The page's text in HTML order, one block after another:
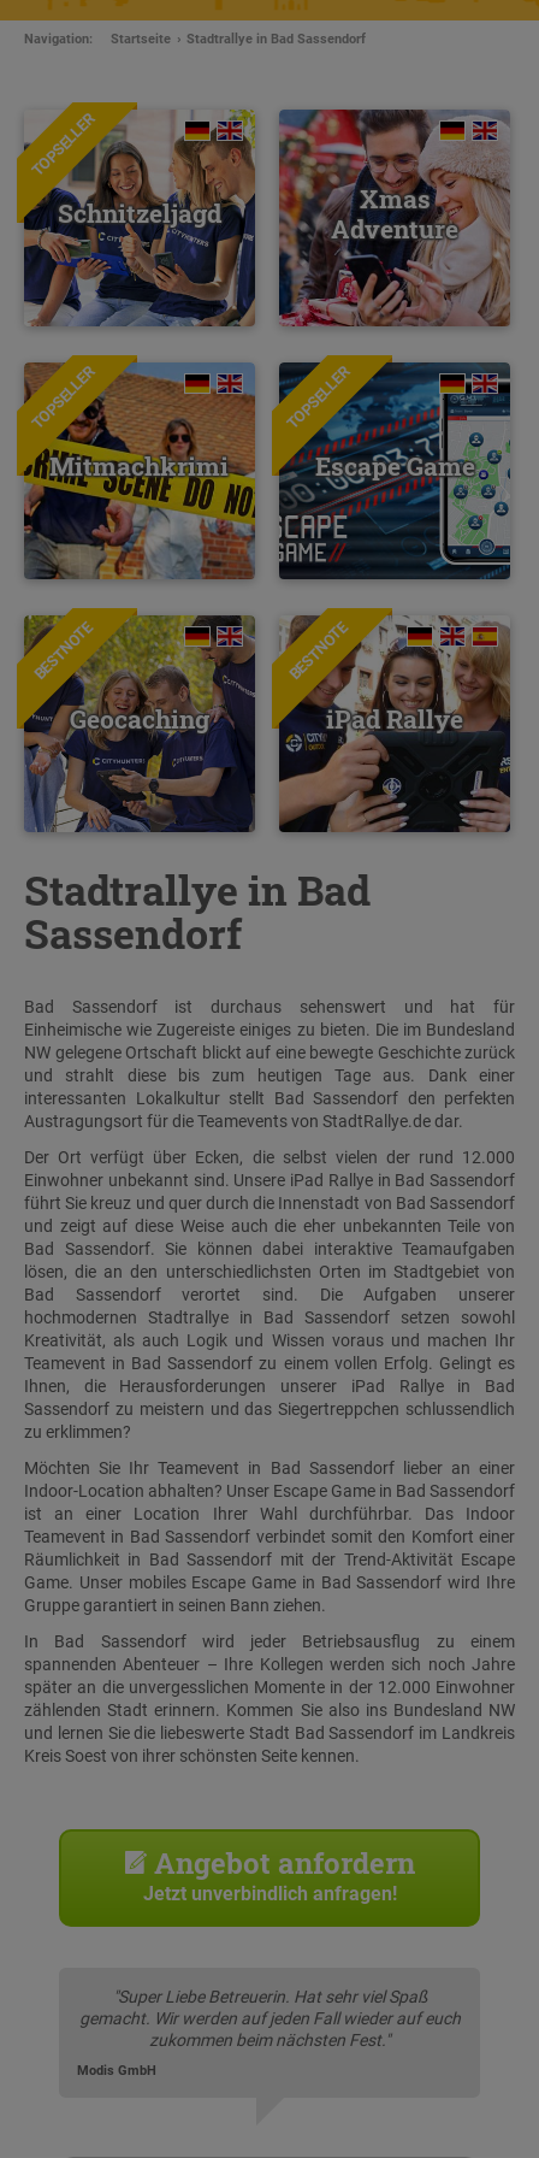
Navigation: Startseite Stadtrallye in Bad Sassendorf
TOPSELLER
Schnitzeljagd
Xmas
Adventure
TOPSELLER
Mitmachkrimi
NEU
TOPSELLER
Escape Game
BESTNOTE
Geocaching
BESTNOTE
iPad Rallye
Stadtrallye in Bad
Sassendorf
Bad Sassendorf ist durchaus sehenswert und hat für
Einheimische wie Zugereiste einiges zu bieten. Die im Bundesland
NW gelegene Ortschaft blickt auf eine bewegte Geschichte zurück
und strahlt diese bis zum heutigen Tage aus. Dank einer
interessanten Lokalkultur stellt Bad Sassendorf den perfekten
Austragungsort für die Teamevents von StadtRallye.de dar.
Der Ort verfügt über Ecken, die selbst vielen der rund 12.000
Einwohner unbekannt sind. Unsere iPad Rallye in Bad Sassendorf
führt Sie kreuz und quer durch die Innenstadt von Bad Sassendorf
und zeigt auf diese Weise auch die eher unbekannten Teile von
Bad Sassendorf. Sie können dabei interaktive Teamaufgaben
lösen, die an den unterschiedlichsten Orten im Stadtgebiet von
Bad Sassendorf verortet sind. Die Aufgaben unserer
hochmodernen Stadtrallye in Bad Sassendorf setzen sowohl
Kreativität, als auch Logik und Wissen voraus und machen Ihr
Teamevent in Bad Sassendorf zu einem vollen Erfolg. Gelingt es
Ihnen, die Herausforderungen unserer iPad Rallye in Bad
Sassendorf zu meistern und das Siegertreppchen schlussendlich
zu erklimmen?
Möchten Sie Ihr Teamevent in Bad Sassendorf lieber an einer
Indoor-Location abhalten? Unser Escape Game in Bad Sassendorf
ist an einer Location Ihrer Wahl durchführbar. Das Indoor
Teamevent in Bad Sassendorf verbindet somit den Komfort einer
Räumlichkeit in Bad Sassendorf mit der Trend-Aktivität Escape
Game. Unser mobiles Escape Game in Bad Sassendorf wird Ihre
Gruppe garantiert in seinen Bann ziehen.
In Bad Sassendorf wird jeder Betriebsausflug zu einem
spannenden Abenteuer – Ihre Kollegen werden sich noch Jahre
später an die unvergesslichen Momente in der 12.000 Einwohner
zählenden Stadt erinnern. Kommen Sie also ins Bundesland NW
und lernen Sie die liebeswerte Stadt Bad Sassendorf im Landkreis
Kreis Soest von ihrer schönsten Seite kennen.
Angebot anfordern
Jetzt unverbindlich anfragen!
"Super Liebe Betreuerin. Hat sehr viel Spaß
gemacht. Wir werden auf jeden Fall wieder auf euch
zukommen beim nächsten Fest."
Modis GmbH